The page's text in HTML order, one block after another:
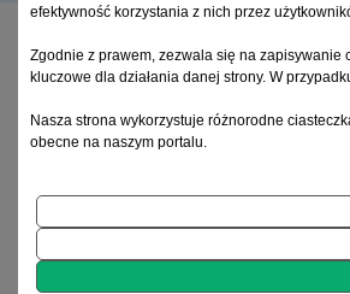
Advances in
Psychiatry
Neurology /
efektywność korzystania z nich przez
Zgodnie z prawem, zezwala się na zapisywanie
kluczowe dla działania danej strony. W
Nasza strona wykorzystuje różnorodne
obecne na naszym portalu.